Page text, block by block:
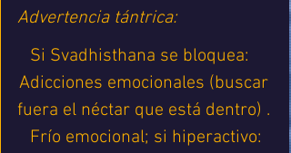
Advertencia tántrica:
Si Svadhisthana se bloquea:
Adicciones emocionales (buscar
fuera el néctar que está dentro) .
Frío emocional; si hiperactivo: